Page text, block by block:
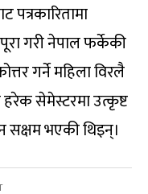
पत्रकारितामा
गरी नेपाल फर्केकी
गर्ने महिला विरलै
सेमेस्टरमा उत्कृष्ट
सक्षम भएकी थिइन्।